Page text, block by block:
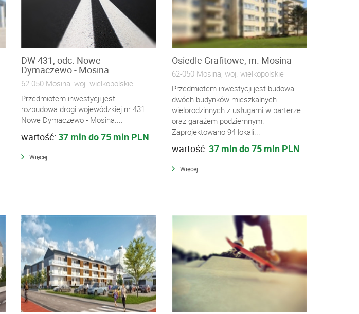
DW 431, odc. Nowe
Dymaczewo - Mosina
62-050 Mosina, woj. wielkopolskie
Przedmiotem inwestycji jest
rozbudowa drogi wojewódzkiej nr 431
Nowe Dymaczewo - Mosina....
wartość: 37 mln do 75 mln PLN
Więcej
Osiedle Grafitowe, m. Mosina
62-050 Mosina, woj. wielkopolskie
Przedmiotem inwestycji jest budowa
dwóch budynków mieszkalnych
wielorodzinnych z usługami w parterze
oraz garażem podziemnym.
Zaprojektowano 94 lokali...
wartość: 37 mln do 75 mln PLN
Więcej